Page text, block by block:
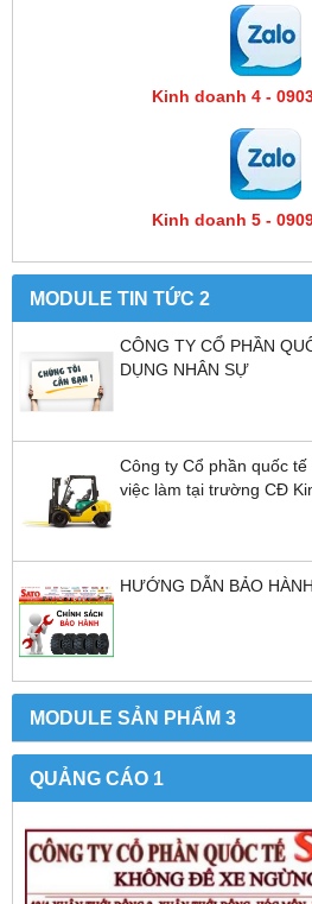
Kinh doanh 4 -
Kinh doanh 5 -
MODULE TIN TỨC 2
CÔNG TY CỔ PHẦN
DỤNG NHÂN SỰ
Công ty Cổ phần quốc
việc làm tại trường CĐ
HƯỚNG DẪN BẢO
MODULE SẢN PHẨM 3
QUẢNG CÁO 1